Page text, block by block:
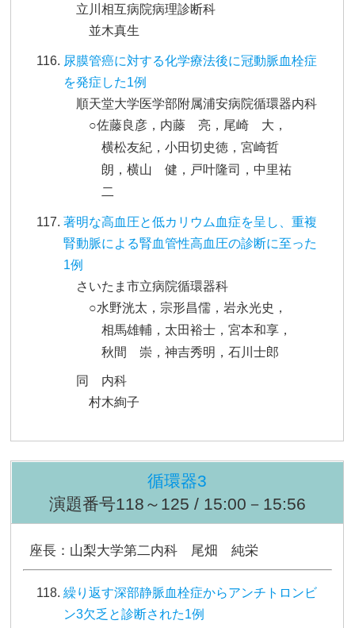
立川相互病院病理診断科
並木真生
尿膜管癌に対する化学療法後に冠動脈血栓症
を発症した1例
順天堂大学医学部附属浦安病院循環器内科
○佐藤良彦，内藤 亮，尾崎 大，
横松友紀，小田切史徳，宮崎哲
朗，横山 健，戸叶隆司，中里祐
二
著明な高血圧と低カリウム血症を呈し、重複
腎動脈による腎血管性高血圧の診断に至った
1例
さいたま市立病院循環器科
○水野洸太，宗形昌儒，岩永光史，
相馬雄輔，太田裕士，宮本和享，
秋間 崇，神吉秀明，石川士郎
同 内科
村木絢子
循環器3
演題番号118～125 / 15:00－15:56
座長：山梨大学第二内科 尾畑 純栄
繰り返す深部静脈血栓症からアンチトロンビ
ン3欠乏と診断された1例